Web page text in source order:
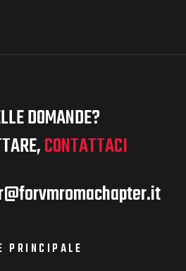
DOMANDE?
CONTATTACI
PRINCIPALE